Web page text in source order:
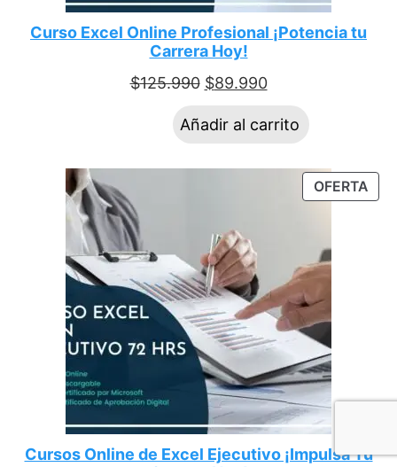
Curso Excel Online Profesional ¡Potencia tu
Carrera Hoy!
$125.990 $89.990
Añadir al carrito
OFERTA
Cursos Online de Excel Ejecutivo ¡Impulsa Tu